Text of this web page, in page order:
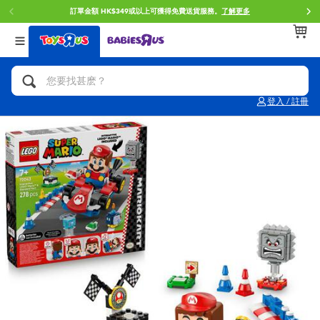
訂單金額 HK$349或以上可獲得免費送貨服務。 了解更多
登入 / 註冊
返回
分類目錄
人氣英雄,角色扮演,射擊玩具
單車,滑板車,騎乘車
拼砌組合及樂高LEGO
玩具車,貨車,火車及遙控系列
手工藝,文具,蠟筆,泥膠,畫板
娃娃, 芭比,收藏公仔
返回
品牌
Brunch Brother 早午餐兄弟
Toy Story反斗奇兵
Spider-Man蜘蛛俠
Mini Brands
Play-Doh培樂多
Pokemon寶可夢
返回
年齢
0~2歳
5~7歳
8~11歳
12~14歳
14歳以上